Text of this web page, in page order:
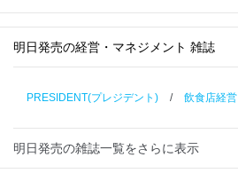
明日発売の経営・マネジメント 雑誌
PRESIDENT(プレジデント) / 飲食店経営
明日発売の雑誌一覧をさらに表示